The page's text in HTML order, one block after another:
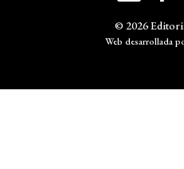
© 2026
Web desarrollada